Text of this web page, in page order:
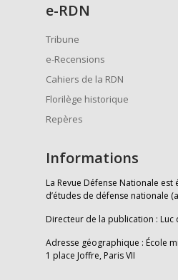
e-RDN
Tribune
e-Recensions
Cahiers de la RDN
Florilège historique
Repères
Informations
La Revue Défense Nationale
d’études de défense nationale
Directeur de la publication : Luc
Adresse géographique : École
1 place Joffre, Paris VII